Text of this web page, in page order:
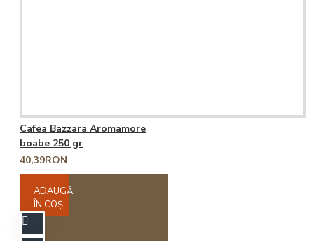
Cafea Bazzara Aromamore
boabe 250 gr
40,39RON
ADAUGĂ
ÎN COŞ